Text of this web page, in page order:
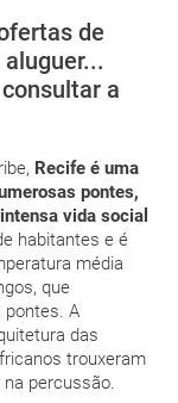
de
a
Recife é uma
pontes,
vida social
habitantes e é
média
que
pontes. A
das
trouxeram
percussão.
Río de
low cost
da viagem?
um
para viajar